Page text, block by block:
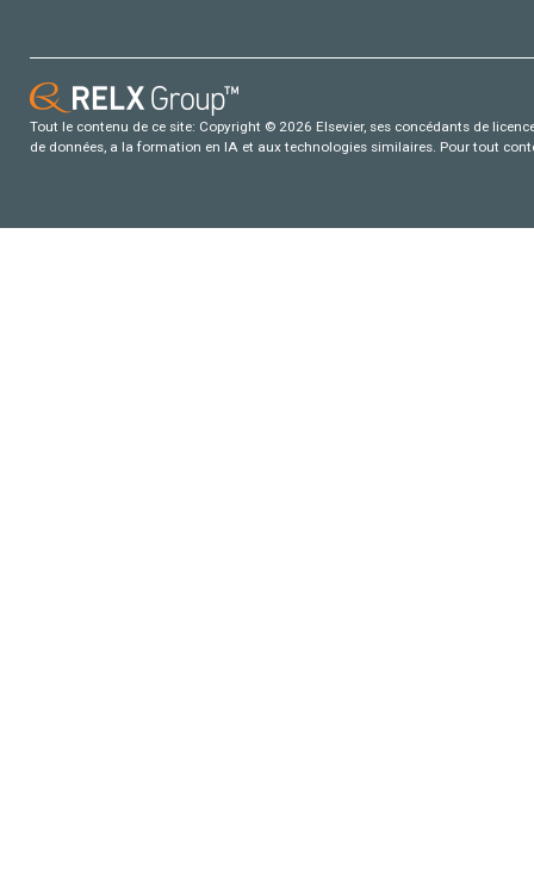
Tout le contenu de ce site: Copyright © 2026 Elsevier, ses concédants de
de données, a la formation en IA et aux technologies similaires. Pour tout